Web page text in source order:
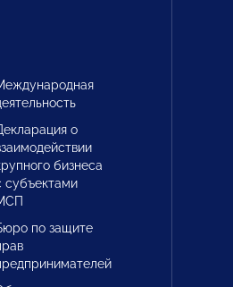
о
бизнеса
субъектами
по защите